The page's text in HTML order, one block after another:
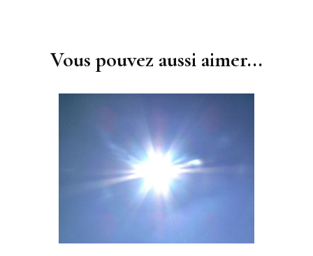
Vous pouvez aussi aimer...